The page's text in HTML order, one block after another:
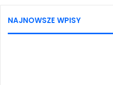
NAJNOWSZE WPISY